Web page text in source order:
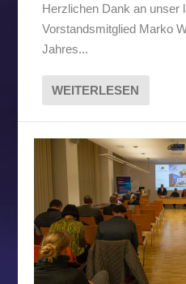
Herzlichen Dank an unser
Vorstandsmitglied Marko
Jahres...
WEITERLESEN